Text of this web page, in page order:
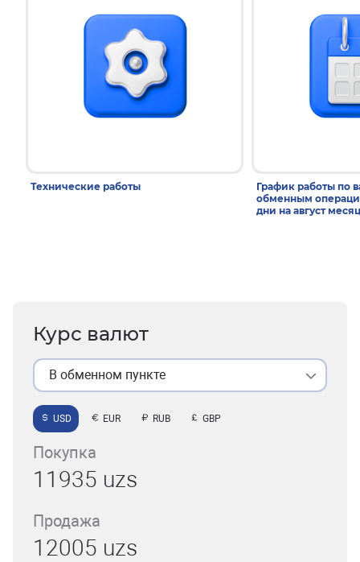
Технические работы
График работы по
обменным
дни на август месяц
Курс валют
В обменном пункте
USD EUR RUB GBP
Покупка
11935 uzs
Продажа
12005 uzs